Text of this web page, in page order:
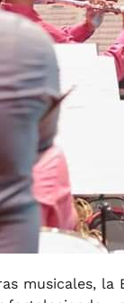
musicales, la